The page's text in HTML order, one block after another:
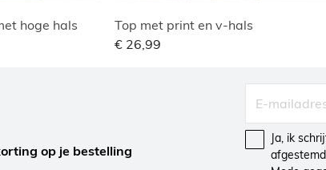
hoge hals
Top met print en v-hals
€ 26,99
op je bestelling
Ja, ik